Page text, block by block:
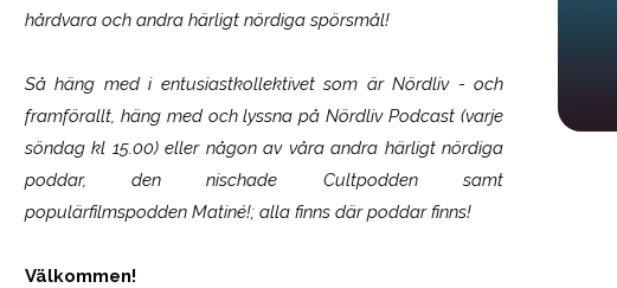
hårdvara och andra härligt nördiga spörsmål!
Så häng med i entusiastkollektivet som ärNördliv- och
framförallt, häng med och lyssna på Nördliv Podcast (varje
söndag kl 15.00) eller någon av våra andra härligt nördiga
poddar, den nischade Cultpodden samt
populärfilmspodden Matiné!; alla finns där poddar finns!
Välkommen!